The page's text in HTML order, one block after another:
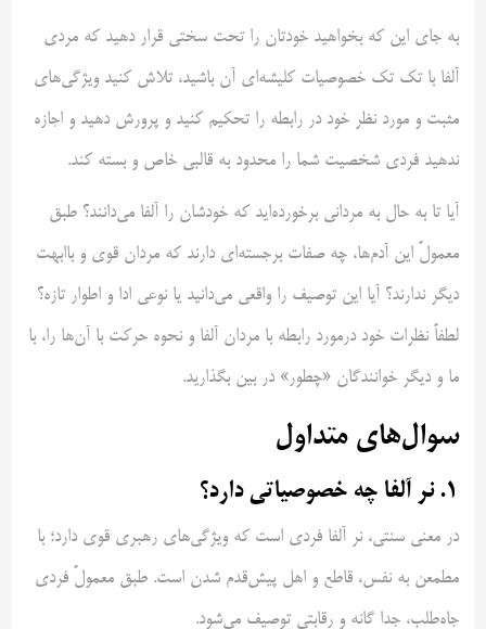
به جای این که بخواهید خودتان را تحت سختی قرار دهید که مردی
آلفا با تک تک خصوصیات کلیشه‌ای آن باشید، تلاش کنید ویژگی‌های
مثبت و مورد نظر خود در رابطه را تحکیم کنید و پرورش دهید و اجازه
ندهید فردی شخصیت شما را محدود به قالبی خاص و بسته کند.
آیا تا به حال به مردانی برخورده‌اید که خودشان را آلفا می‌دانند؟ طبق
معمولً این آدم‌ها، چه صفات برجسته‌ای دارند که مردان قوی و باابهت
دیگر ندارند؟ آیا این توصیف را واقعی می‌دانید یا نوعی ادا و اطوار تازه؟
لطفاً نظرات خود درمورد رابطه با مردان آلفا و نحوه حرکت با آن‌ها را، با
ما و دیگر خوانندگان «چطور» در بین بگذارید.
سوال‌های متداول
۱. نر آلفا چه خصوصیاتی دارد؟
در معنی سنتی، نر آلفا فردی است که ویژگی‌های رهبری قوی دارد؛ با
مطمعن به‌ نفس، قاطع و اهل پیش‌قدم شدن است. طبق معمولً فردی
جاه‌طلب، جدا گانه و رقابتی توصیف می‌شود.